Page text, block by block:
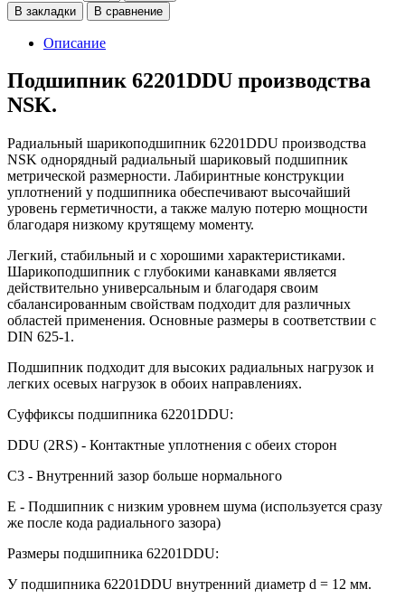
В закладки
В сравнение
Описание
Подшипник 62201DDU производства
NSK.
Радиальный шарикоподшипник 62201DDU производства
NSK однорядный радиальный шариковый подшипник
метрической размерности. Лабиринтные конструкции
уплотнений у подшипника обеспечивают высочайший
уровень герметичности, а также малую потерю мощности
благодаря низкому крутящему моменту.
Легкий, стабильный и с хорошими характеристиками.
Шарикоподшипник с глубокими канавками является
действительно универсальным и благодаря своим
сбалансированным свойствам подходит для различных
областей применения. Основные размеры в соответствии с
DIN 625-1.
Подшипник подходит для высоких радиальных нагрузок и
легких осевых нагрузок в обоих направлениях.
Суффиксы подшипника 62201DDU:
DDU (2RS) - Контактные уплотнения с обеих сторон
C3 - Внутренний зазор больше нормального
E - Подшипник с низким уровнем шума (используется сразу
же после кода радиального зазора)
Размеры подшипника 62201DDU:
У подшипника 62201DDU внутренний диаметр d = 12 мм.